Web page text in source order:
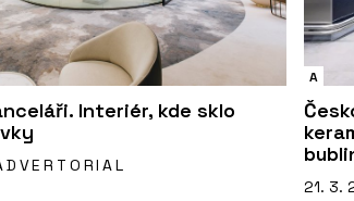
Interiér, kde sklo
A
21. 3.